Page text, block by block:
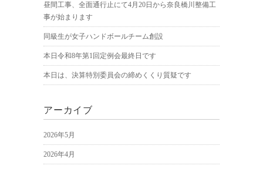
昼間工事、全面通行止にて4月20日から奈良橋川整備工
事が始まります
同級生が女子ハンドボールチーム創設
本日令和8年第1回定例会最終日です
本日は、決算特別委員会の締めくくり質疑です
アーカイブ
2026年5月
2026年4月